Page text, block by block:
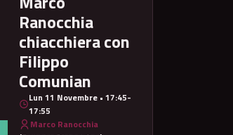
Ranocchia
chiacchiera con
Filippo
Comunian
Lun 11 Novembre • 17:45-
17:55
Marco Ranocchia